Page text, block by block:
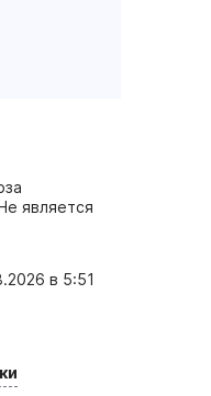
является
в 5:51